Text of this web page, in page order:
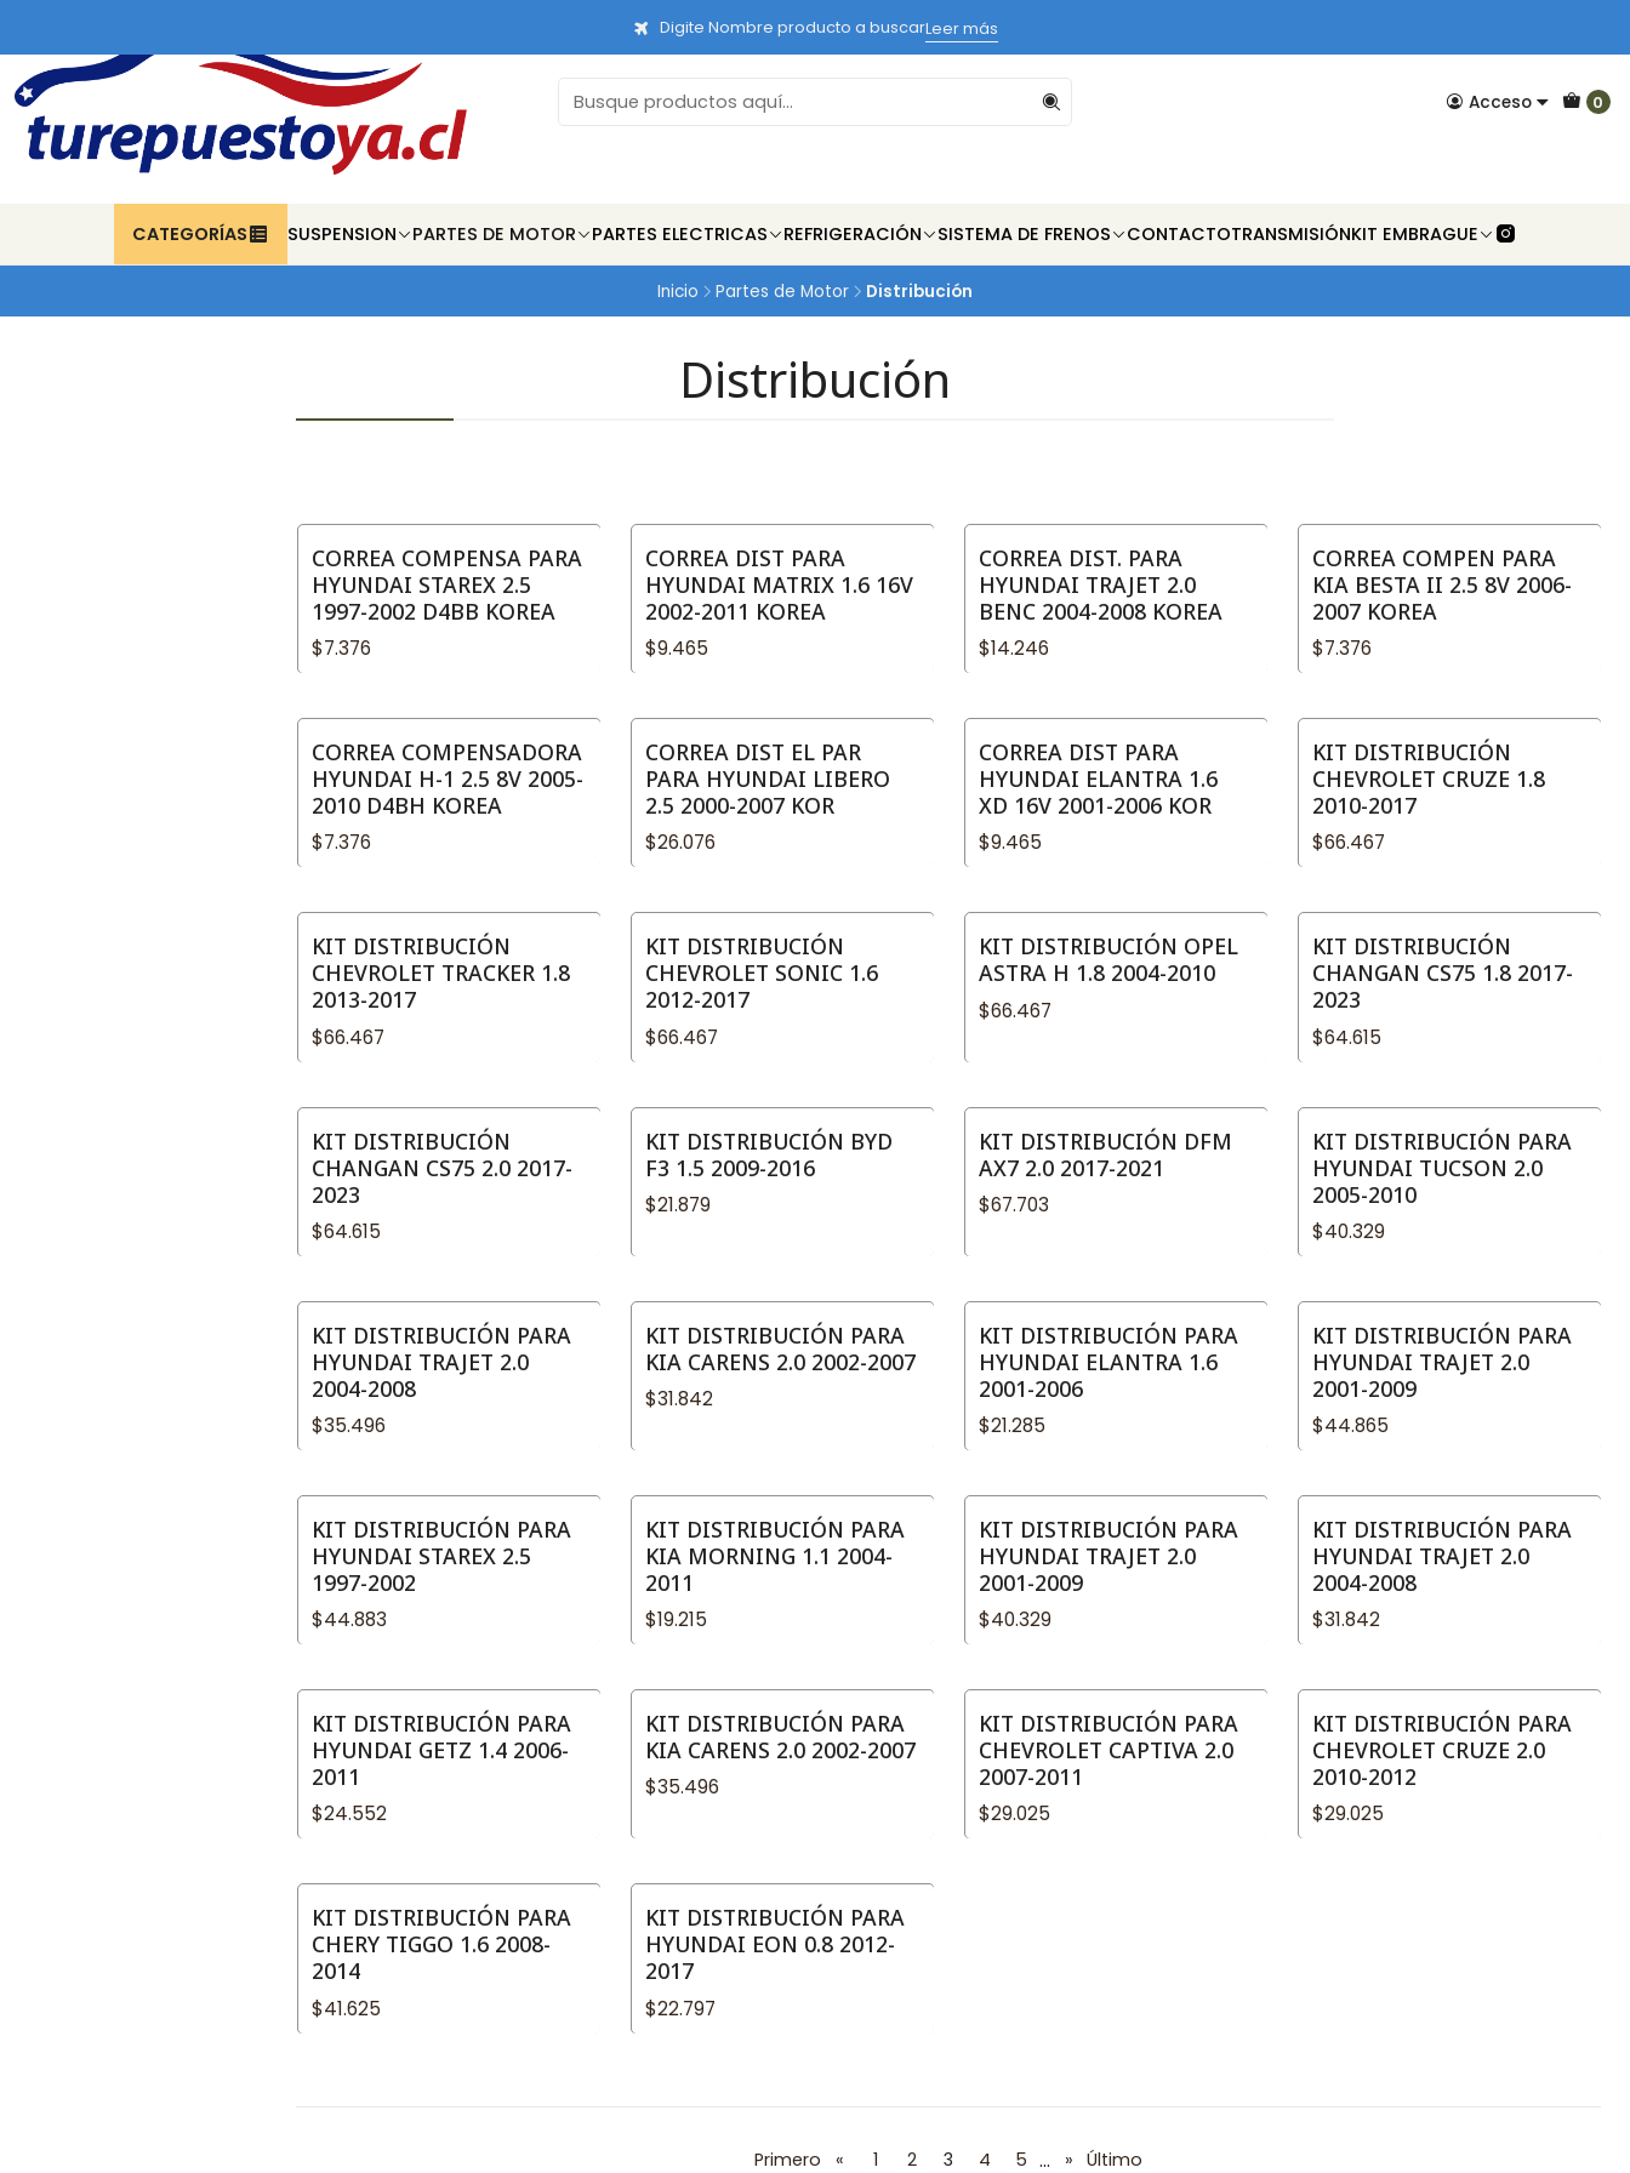
Acceso 0
CATEGORÍAS SUSPENSION PARTES DE MOTOR PARTES ELECTRICAS REFRIGERACIÓN SISTEMA DE FRENOS CONTACTOTRANSMISIÓNKIT EMBRAGUE
Digite Nombre producto a buscarLeer más
Inicio Partes de Motor Distribución
Distribución
CORREA COMPENSA PARA
HYUNDAI STAREX 2.5
1997-2002 D4BB KOREA
$7.376
CORREA DIST PARA
HYUNDAI MATRIX 1.6 16V
2002-2011 KOREA
$9.465
CORREA DIST. PARA
HYUNDAI TRAJET 2.0
BENC 2004-2008 KOREA
$14.246
CORREA COMPEN PARA
KIA BESTA II 2.5 8V 2006-
2007 KOREA
$7.376
CORREA COMPENSADORA
HYUNDAI H-1 2.5 8V 2005-
2010 D4BH KOREA
$7.376
CORREA DIST EL PAR
PARA HYUNDAI LIBERO
2.5 2000-2007 KOR
$26.076
CORREA DIST PARA
HYUNDAI ELANTRA 1.6
XD 16V 2001-2006 KOR
$9.465
KIT DISTRIBUCIÓN
CHEVROLET CRUZE 1.8
2010-2017
$66.467
KIT DISTRIBUCIÓN
CHEVROLET TRACKER 1.8
2013-2017
$66.467
KIT DISTRIBUCIÓN
CHEVROLET SONIC 1.6
2012-2017
$66.467
KIT DISTRIBUCIÓN OPEL
ASTRA H 1.8 2004-2010
$66.467
KIT DISTRIBUCIÓN
CHANGAN CS75 1.8 2017-
2023
$64.615
KIT DISTRIBUCIÓN
CHANGAN CS75 2.0 2017-
2023
$64.615
KIT DISTRIBUCIÓN BYD
F3 1.5 2009-2016
$21.879
KIT DISTRIBUCIÓN DFM
AX7 2.0 2017-2021
$67.703
KIT DISTRIBUCIÓN PARA
HYUNDAI TUCSON 2.0
2005-2010
$40.329
KIT DISTRIBUCIÓN PARA
HYUNDAI TRAJET 2.0
2004-2008
$35.496
KIT DISTRIBUCIÓN PARA
KIA CARENS 2.0 2002-2007
$31.842
KIT DISTRIBUCIÓN PARA
HYUNDAI ELANTRA 1.6
2001-2006
$21.285
KIT DISTRIBUCIÓN PARA
HYUNDAI TRAJET 2.0
2001-2009
$44.865
KIT DISTRIBUCIÓN PARA
HYUNDAI STAREX 2.5
1997-2002
$44.883
KIT DISTRIBUCIÓN PARA
KIA MORNING 1.1 2004-
2011
$19.215
KIT DISTRIBUCIÓN PARA
HYUNDAI TRAJET 2.0
2001-2009
$40.329
KIT DISTRIBUCIÓN PARA
HYUNDAI TRAJET 2.0
2004-2008
$31.842
No disponible
KIT DISTRIBUCIÓN PARA
HYUNDAI GETZ 1.4 2006-
2011
$24.552
KIT DISTRIBUCIÓN PARA
KIA CARENS 2.0 2002-2007
$35.496
KIT DISTRIBUCIÓN PARA
CHEVROLET CAPTIVA 2.0
2007-2011
$29.025
KIT DISTRIBUCIÓN PARA
CHEVROLET CRUZE 2.0
2010-2012
$29.025
KIT DISTRIBUCIÓN PARA
CHERY TIGGO 1.6 2008-
2014
$41.625
KIT DISTRIBUCIÓN PARA
HYUNDAI EON 0.8 2012-
2017
$22.797
Primero « 1 2 3 4 5 ... » Último